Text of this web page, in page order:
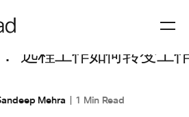
远程工作如何转变工
Mehra 1 Min Read